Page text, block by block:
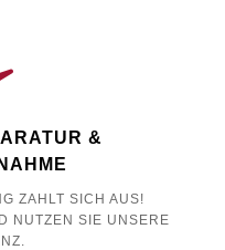
&
ZAHLT SICH AUS!
NUTZEN SIE UNSERE